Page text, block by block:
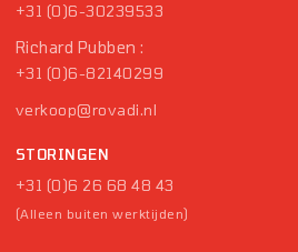
+31 (0)6-30239533
Richard Pubben :
+31 (0)6-82140299
verkoop@rovadi.nl
STORINGEN
+31 (0)6 26 68 48 43
(Alleen buiten werktijden)